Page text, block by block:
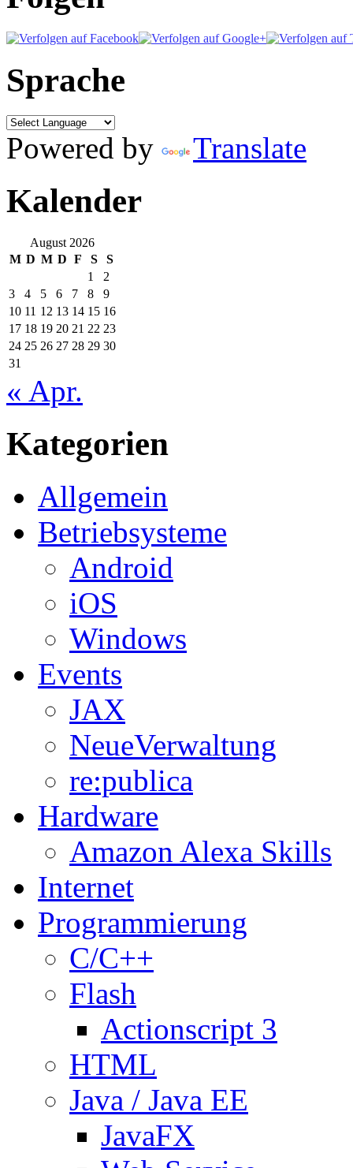
Sprache
Powered by Translate
Kalender
August 2026
M D M D F S
S
1
2
3
4 5 6 7 8
9
10 11 12 13 14 15 16
17 18 19 20 21 22 23
24 25 26 27 28 29 30
31
« Apr.
Kategorien
Allgemein
Betriebsysteme
Android
iOS
Windows
Events
JAX
NeueVerwaltung
re:publica
Hardware
Amazon Alexa Skills
Internet
Programmierung
C/C++
Flash
Actionscript 3
HTML
Java / Java EE
JavaFX